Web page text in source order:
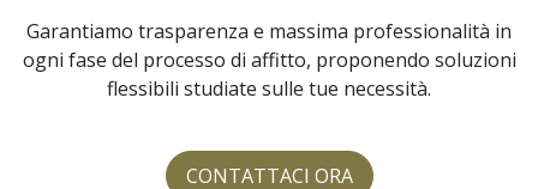
Garantiamo trasparenza e massima professionalità in
ogni fase del processo di affitto, proponendo soluzioni
flessibili studiate sulle tue necessità.
CONTATTACI ORA